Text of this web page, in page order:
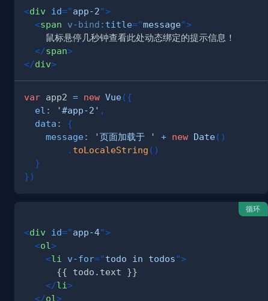
<div id="app-2">
<span v-bind: title="message">
</span>
</div>
var app2 = new Vue({
el : '#app-2' ,
data :
{
message: '页面加载于 ' + new Date( )
. toLocaleString ( )
}
})
循环
<div id="app-4">
<ol>
<li v-for="todo in todos">
</li>
</ol>